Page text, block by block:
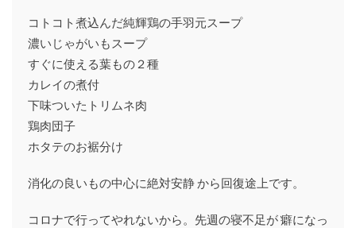
コトコト煮込んだ純輝鶏の手羽元スープ
濃いじゃがいもスープ
すぐに使える葉もの２種
カレイの煮付
下味ついたトリムネ肉
鶏肉団子
ホタテのお裾分け
消化の良いもの中心に絶対安静 から回復途上です。
コロナで行ってやれないから。先週の寝不足が 癖になっ